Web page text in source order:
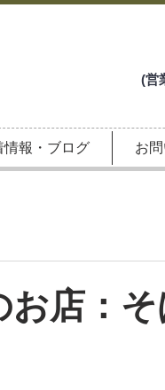
(営業の電
情報・ブログ お
店：